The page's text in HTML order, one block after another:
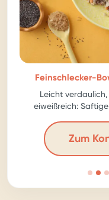
Feinschlecker-
Leicht
eiweißreich:
Zum